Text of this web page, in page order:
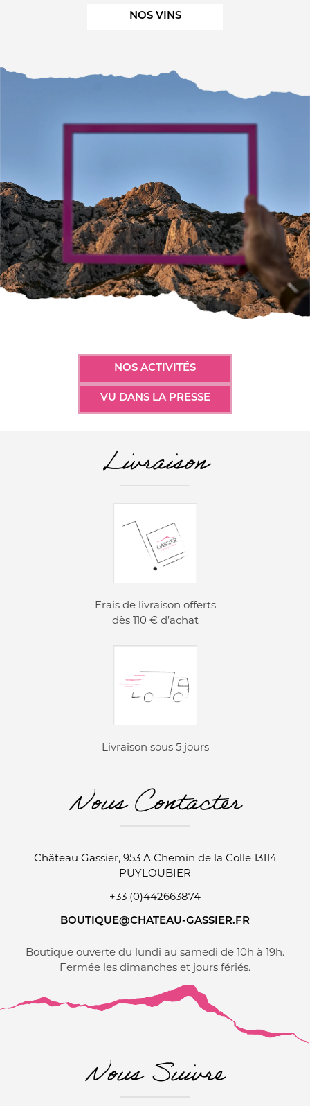
NOS VINS
NOS ACTIVITÉS
VU DANS LA PRESSE
Livraison
Frais de livraison offerts
dès 110 € d’achat
Livraison sous 5 jours
Nous Contacter
Château Gassier, 953 A Chemin de la Colle 13114
PUYLOUBIER
+33 (0)442663874
BOUTIQUE@CHATEAU-GASSIER.FR
Boutique ouverte du lundi au samedi de 10h à 19h.
Fermée les dimanches et jours fériés.
Nous Suivre